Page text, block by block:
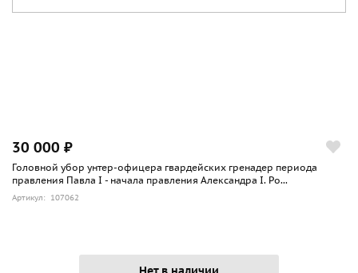
30 000 ₽
Головной убор унтер-офицера гвардейских гренадер периода
правления Павла I - начала правления Александра I. Ро...
Артикул: 107062